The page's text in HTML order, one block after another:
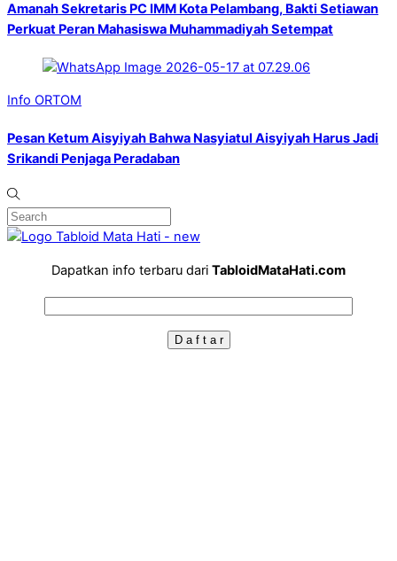
Amanah Sekretaris PC IMM Kota Pelambang, Bakti Setiawan
Perkuat Peran Mahasiswa Muhammadiyah Setempat
Info ORTOM
Pesan Ketum Aisyiyah Bahwa Nasyiatul Aisyiyah Harus Jadi
Srikandi Penjaga Peradaban
Dapatkan info terbaru dari TabloidMataHati.com